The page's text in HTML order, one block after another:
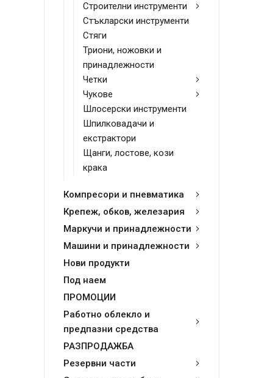
Строителни инструменти
Стъкларски инструменти
Стяги
Триони, ножовки и
принадлежности
Четки
Чукове
Шлосерски инструменти
Шпилковадачи и
екстрактори
Щанги, лостове, кози
крака
Компресори и пневматика
Крепеж, обков, железария
Маркучи и принадлежности
Машини и принадлежности
Нови продукти
Под наем
ПРОМОЦИИ
Работно облекло и
предпазни средства
РАЗПРОДАЖБА
Резервни части